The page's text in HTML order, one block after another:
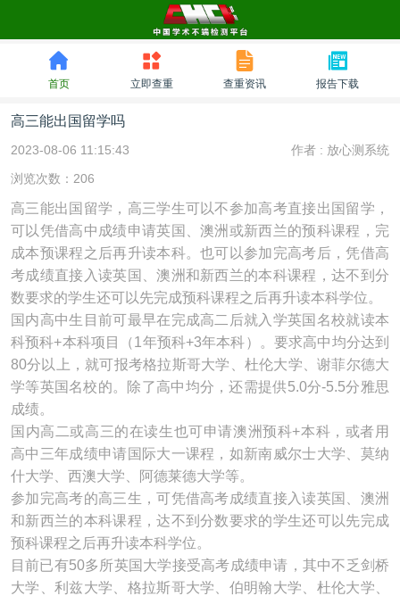
首页 立即查重 查重资讯 报告下载
高三能出国留学吗
2023-08-06 11:15:43 作者 : 放心测系统
浏览次数：206
高三能出国留学，高三学生可以不参加高考直接出国留学，
可以凭借高中成绩申请英国、澳洲或新西兰的预科课程，完
成本预课程之后再升读本科。也可以参加完高考后，凭借高
考成绩直接入读英国、澳洲和新西兰的本科课程，达不到分
数要求的学生还可以先完成预科课程之后再升读本科学位。
国内高中生目前可最早在完成高二后就入学英国名校就读本
科预科+本科项目（1年预科+3年本科）。要求高中均分达到
80分以上，就可报考格拉斯哥大学、杜伦大学、谢菲尔德大
学等英国名校的。除了高中均分，还需提供5.0分-5.5分雅思
成绩。
国内高二或高三的在读生也可申请澳洲预科+本科，或者用
高中三年成绩申请国际大一课程，如新南威尔士大学、莫纳
什大学、西澳大学、阿德莱德大学等。
参加完高考的高三生，可凭借高考成绩直接入读英国、澳洲
和新西兰的本科课程，达不到分数要求的学生还可以先完成
预科课程之后再升读本科学位。
目前已有50多所英国大学接受高考成绩申请，其中不乏剑桥
大学、利兹大学、格拉斯哥大学、伯明翰大学、杜伦大学、